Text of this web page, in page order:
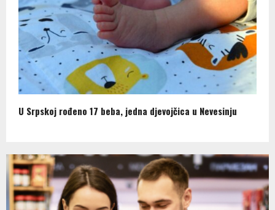
U Srpskoj rođeno 17 beba, jedna djevojčica u Nevesinju